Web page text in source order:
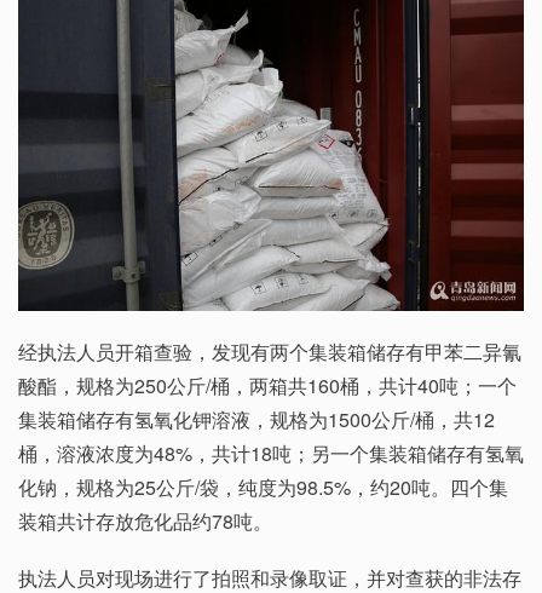
经执法人员开箱查验，发现有两个集装箱储存有甲苯二异氰
酸酯，规格为250公斤/桶，两箱共160桶，共计40吨；一个
集装箱储存有氢氧化钾溶液，规格为1500公斤/桶，共12
桶，溶液浓度为48%，共计18吨；另一个集装箱储存有氢氧
化钠，规格为25公斤/袋，纯度为98.5%，约20吨。四个集
装箱共计存放危化品约78吨。
执法人员对现场进行了拍照和录像取证，并对查获的非法存